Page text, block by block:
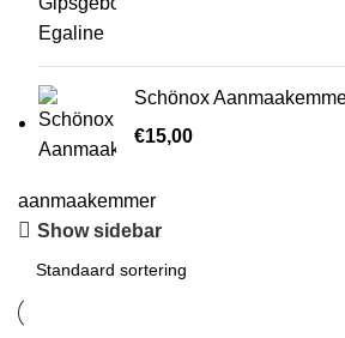
Schönox
€15,00
aanmaakemmer
Show sidebar